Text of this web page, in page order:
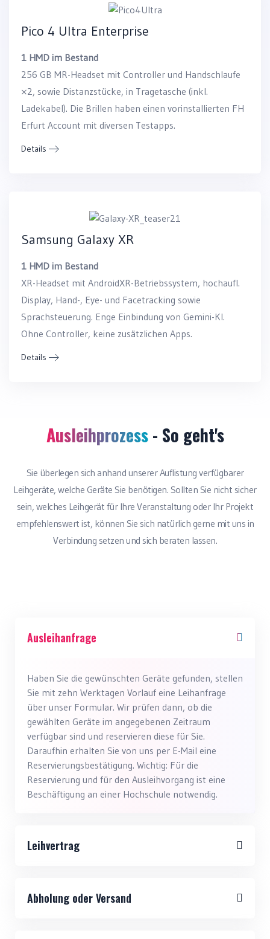
Pico 4 Ultra Enterprise
1 HMD im Bestand
256 GB MR-Headset mit Controller und Handschlaufe
×2, sowie Distanzstücke, in Tragetasche (inkl.
Ladekabel). Die Brillen haben einen vorinstallierten FH
Erfurt Account mit diversen Testapps.
Details
Samsung Galaxy XR
1 HMD im Bestand
XR-Headset mit AndroidXR-Betriebssystem, hochaufl.
Display, Hand-, Eye- und Facetracking sowie
Sprachsteuerung. Enge Einbindung von Gemini-KI.
Ohne Controller, keine zusätzlichen Apps.
Details
Ausleihprozess- So geht's
Sie überlegen sich anhand unserer Auflistung verfügbarer
Leihgeräte, welche Geräte Sie benötigen. Sollten Sie nicht sicher
sein, welches Leihgerät für Ihre Veranstaltung oder Ihr Projekt
empfehlenswert ist, können Sie sich natürlich gerne mit uns in
Verbindung setzen und sich beraten lassen.
Ausleihanfrage
Haben Sie die gewünschten Geräte gefunden, stellen
Sie mit zehn Werktagen Vorlauf eine Leihanfrage
über unser Formular. Wir prüfen dann, ob die
gewählten Geräte im angegebenen Zeitraum
verfügbar sind und reservieren diese für Sie.
Daraufhin erhalten Sie von uns per E-Mail eine
Reservierungsbestätigung. Wichtig: Für die
Reservierung und für den Ausleihvorgang ist eine
Beschäftigung an einer Hochschule notwendig.
Leihvertrag
Abholung oder Versand